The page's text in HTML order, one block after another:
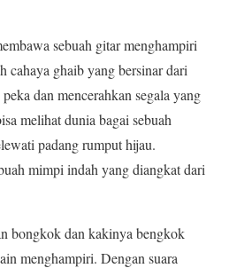
sebuah gitar menghampiri
cahaya ghaib yang bersinar dari
dan mencerahkan segala yang
melihat dunia bagai sebuah
padang rumput hijau.
mimpi indah yang diangkat dari
bongkok dan kakinya bengkok
menghampiri. Dengan suara